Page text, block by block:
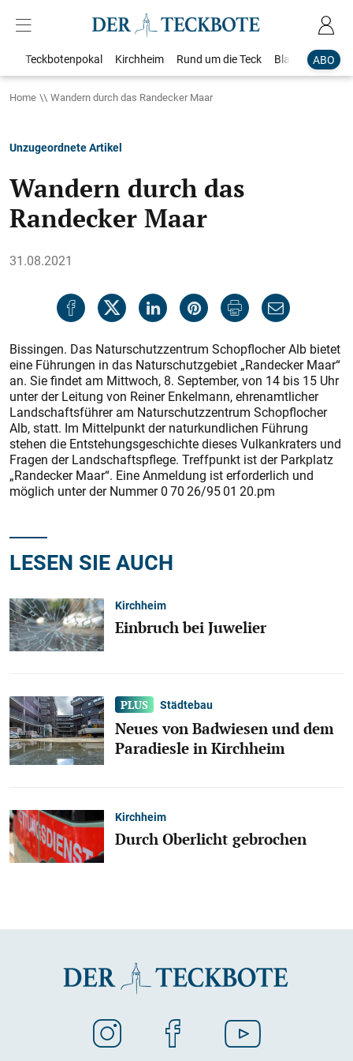
ABO
Teckbotenpokal Kirchheim Rund um die Teck Blaulicht
Home Wandern durch das Randecker Maar
Unzugeordnete Artikel
Wandern durch das
Randecker Maar
31.08.2021
Bissingen. Das Naturschutzzent­rum Schopflocher Alb bietet
eine Führungen in das Naturschutzgebiet „Randecker Maar“
an. Sie findet am Mittwoch, 8. September, von 14 bis 15 Uhr
unter der Leitung von Reiner Enkelmann, ehrenamtlicher
Landschaftsführer am Naturschutzzentrum Schopf­locher
Alb, statt. Im Mittelpunkt der naturkundlichen Führung
stehen die Entstehungsgeschichte dieses Vulkankraters und
Fragen der Landschaftspflege. Treffpunkt ist der Parkplatz
„Randecker Maar“. Eine Anmeldung ist erforderlich und
möglich unter der Nummer 0 70 26/95 01 20.pm
LESEN SIE AUCH
Kirchheim
Einbruch bei Juwelier
Städtebau
Neues von Badwiesen und dem
Paradiesle in Kirchheim
Kirchheim
Durch Oberlicht gebrochen